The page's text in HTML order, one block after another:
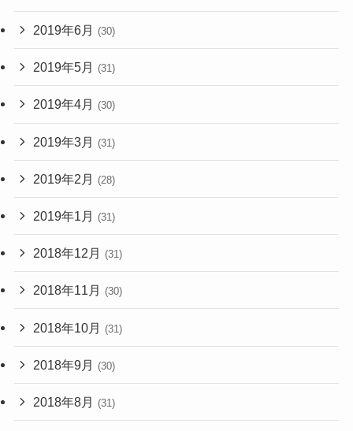
2019年6月 (30)
2019年5月 (31)
2019年4月 (30)
2019年3月 (31)
2019年2月 (28)
2019年1月 (31)
2018年12月 (31)
2018年11月 (30)
2018年10月 (31)
2018年9月 (30)
2018年8月 (31)